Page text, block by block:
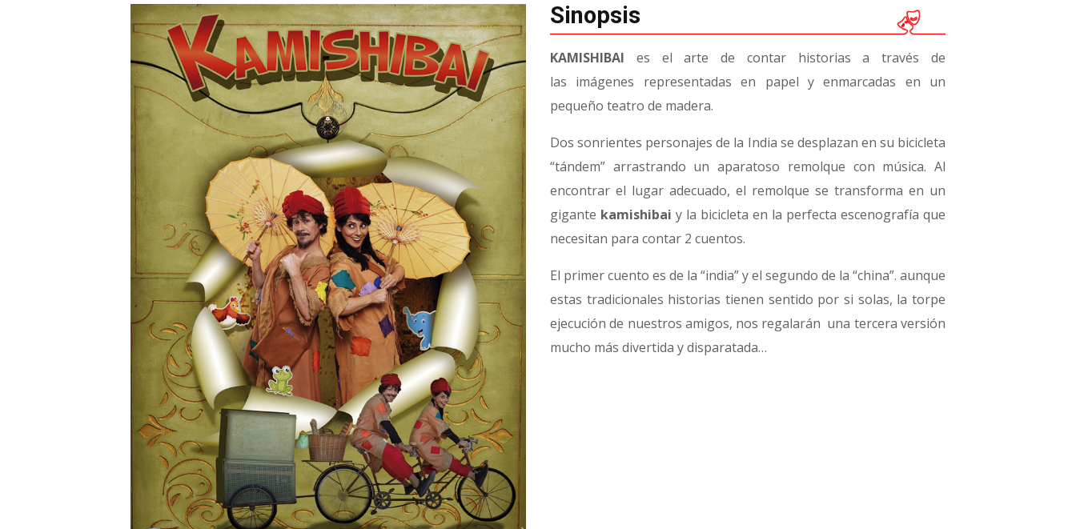
Sinopsis
KAMISHIBAI es el arte de contar historias a través de
las imágenes representadas en papel y enmarcadas en un
pequeño teatro de madera.
Dos sonrientes personajes de la India se desplazan en su bicicleta
“tándem” arrastrando un aparatoso remolque con música. Al
encontrar el lugar adecuado, el remolque se transforma en un
gigante kamishibai y la bicicleta en la perfecta escenografía que
necesitan para contar 2 cuentos.
El primer cuento es de la “india” y el segundo de la “china”. aunque
estas tradicionales historias tienen sentido por si solas, la torpe
ejecución de nuestros amigos, nos regalarán una tercera versión
mucho más divertida y disparatada…